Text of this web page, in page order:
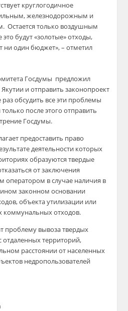
круглогодичное
железнодорожным и
Остается только воздушным
это будут «золотые» отходы,
ни один бюджет», – отметил
Госдумы предложил
и отправить законопроект
обсудить все эти проблемы
после этого отправить
Госдумы.
предоставить право
деятельности которых
образуются твердые
от заключения
оператором в случае наличия в
ином законном основании
объекта утилизации или
коммунальных отходов.
проблему вывоза твердых
территорий,
расстоянии от населенных
недропользователей